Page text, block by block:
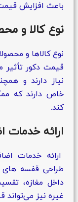
باعث افزایش
نوع کالا و
نوع کالاها و
قیمت دکور تأثیر
نیاز دارند و
خاص دارند که
کند.
ارائه خدمات
ارائه خدمات
طراحی قفسه‌ های
داخل مغازه،
غیره نیز می‌تواند